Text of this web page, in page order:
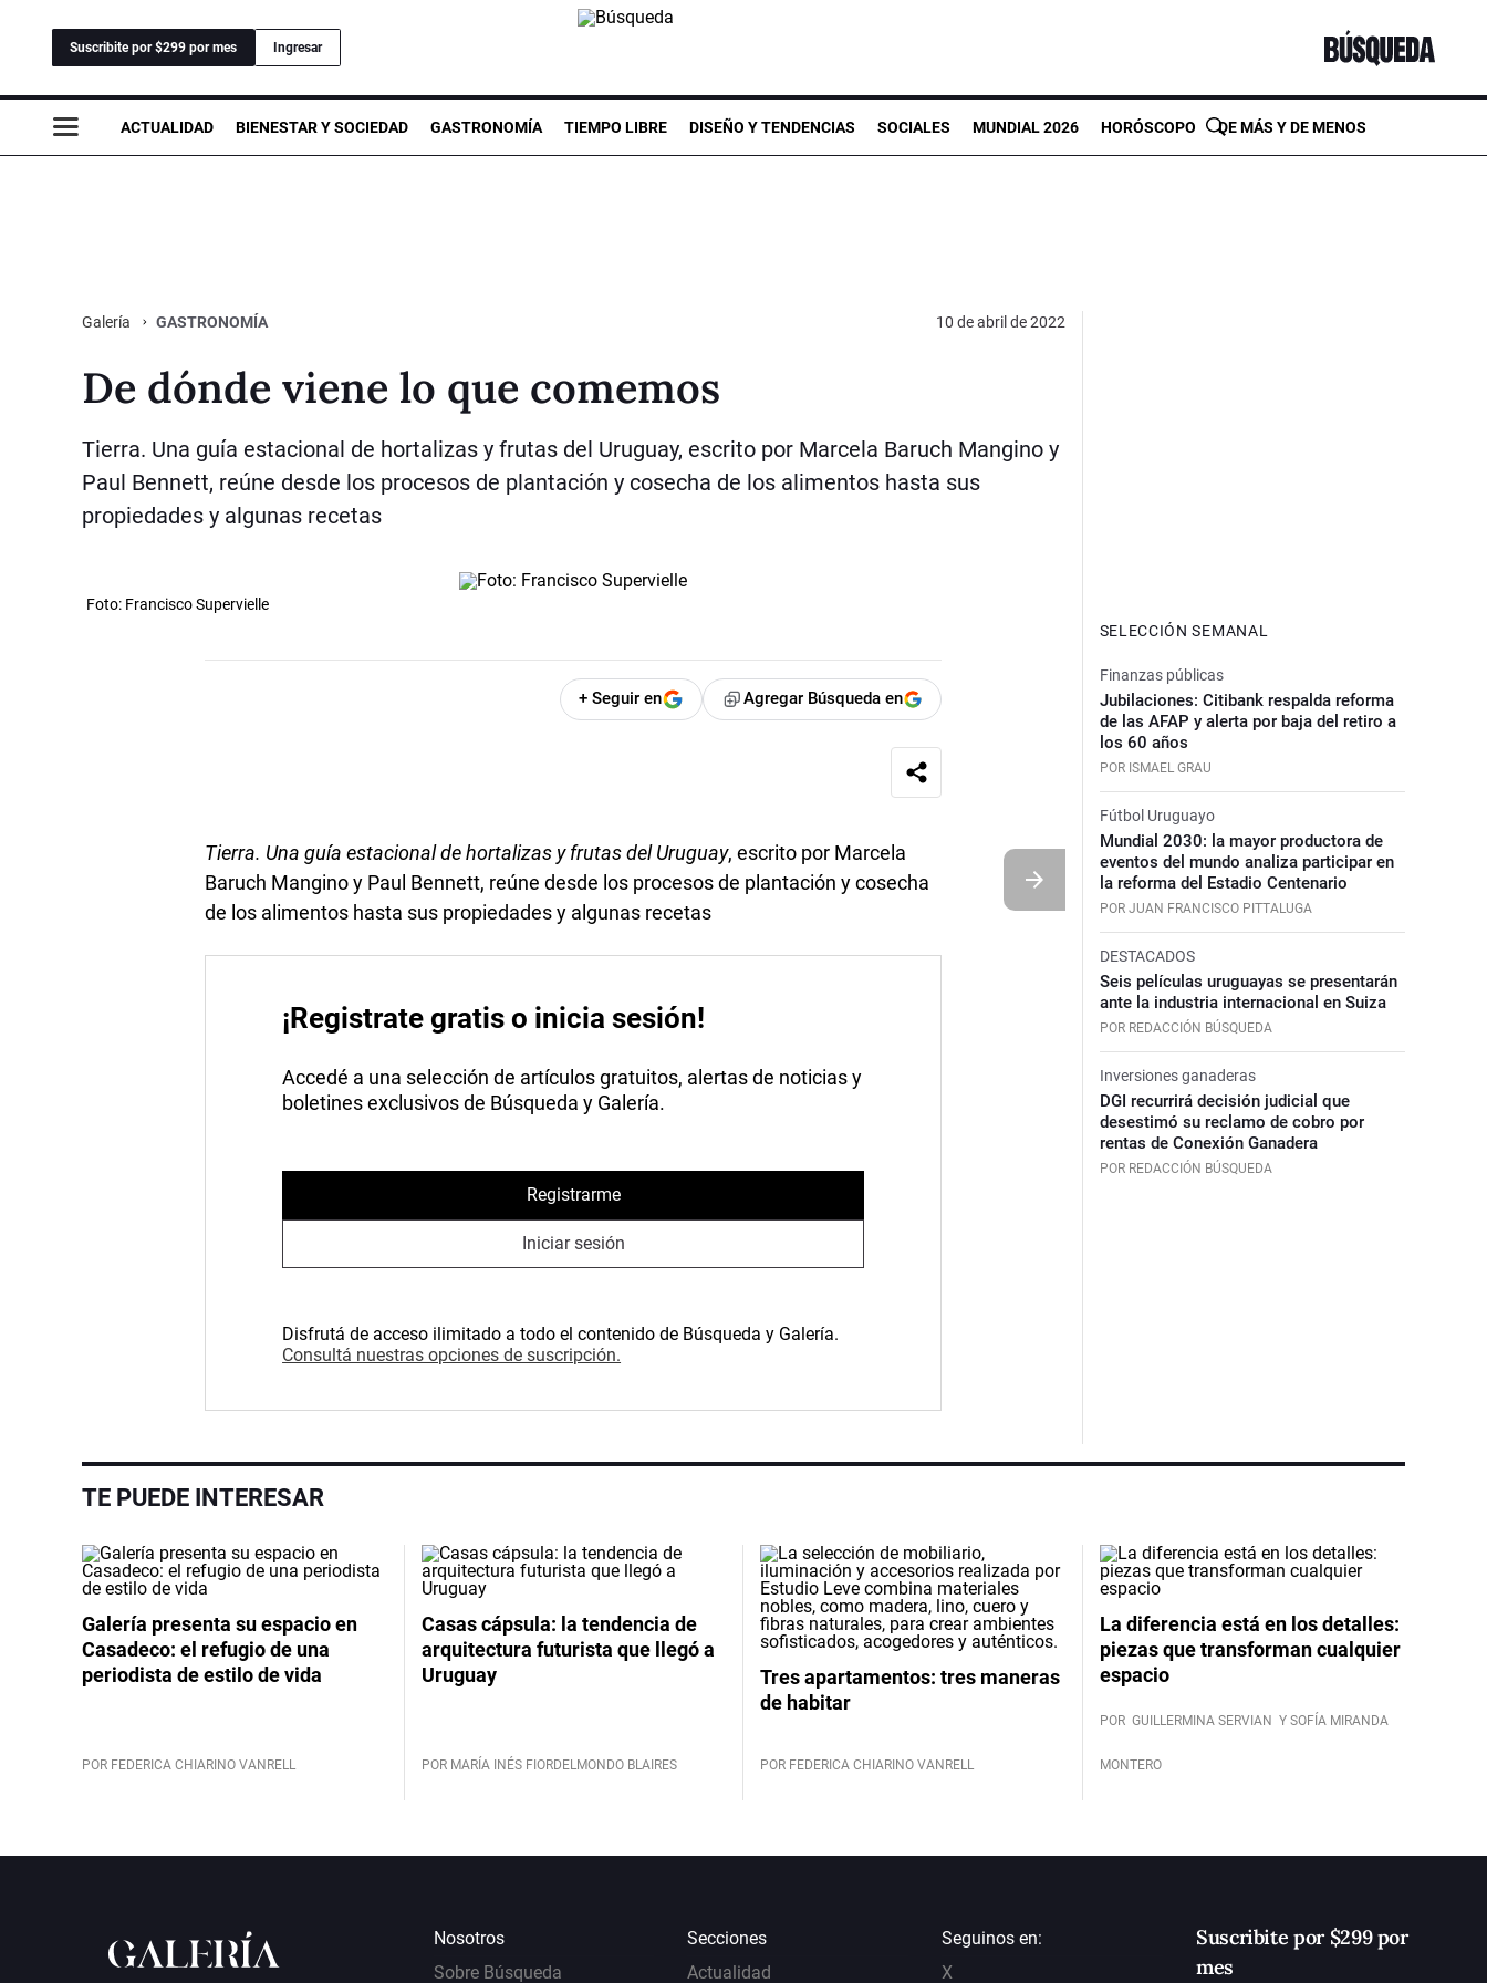
Suscribite por $299 por mes Ingresar
ACTUALIDAD BIENESTAR Y SOCIEDAD GASTRONOMÍA TIEMPO LIBRE DISEÑO Y TENDENCIAS SOCIALES MUNDIAL 2026 HORÓSCOPO DE MÁS Y DE MENOS
Galería GASTRONOMÍA 10 de abril de 2022
De dónde viene lo que comemos
Tierra. Una guía estacional de hortalizas y frutas del Uruguay, escrito por Marcela Baruch Mangino y
Paul Bennett, reúne desde los procesos de plantación y cosecha de los alimentos hasta sus
propiedades y algunas recetas
Foto: Francisco Supervielle
+ Seguir en Agregar Búsqueda en
Tierra. Una guía estacional de hortalizas y frutas del Uruguay, escrito por Marcela
Baruch Mangino y Paul Bennett, reúne desde los procesos de plantación y cosecha
de los alimentos hasta sus propiedades y algunas recetas
¡Registrate gratis o inicia sesión!
Accedé a una selección de artículos gratuitos, alertas de noticias y
boletines exclusivos de Búsqueda y Galería.
Registrarme
Iniciar sesión
Disfrutá de acceso ilimitado a todo el contenido de Búsqueda y Galería.
Consultá nuestras opciones de suscripción.
SELECCIÓN SEMANAL
Finanzas públicas
Jubilaciones: Citibank respalda reforma
de las AFAP y alerta por baja del retiro a
los 60 años
POR ISMAEL GRAU
Fútbol Uruguayo
Mundial 2030: la mayor productora de
eventos del mundo analiza participar en
la reforma del Estadio Centenario
POR JUAN FRANCISCO PITTALUGA
DESTACADOS
Seis películas uruguayas se presentarán
ante la industria internacional en Suiza
POR REDACCIÓN BÚSQUEDA
Inversiones ganaderas
DGI recurrirá decisión judicial que
desestimó su reclamo de cobro por
rentas de Conexión Ganadera
POR REDACCIÓN BÚSQUEDA
TE PUEDE INTERESAR
Galería presenta su espacio en
Casadeco: el refugio de una
periodista de estilo de vida
POR FEDERICA CHIARINO VANRELL
Casas cápsula: la tendencia de
arquitectura futurista que llegó a
Uruguay
POR MARÍA INÉS FIORDELMONDO BLAIRES
Tres apartamentos: tres maneras
de habitar
POR FEDERICA CHIARINO VANRELL
La diferencia está en los detalles:
piezas que transforman cualquier
espacio
POR GUILLERMINA SERVIAN Y SOFÍA MIRANDA
MONTERO
Nosotros
Sobre Búsqueda
Secciones
Actualidad
Seguinos en:
X
Suscribite por $299 por
mes